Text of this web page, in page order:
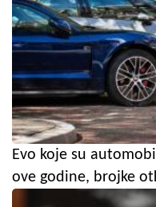
Evo koje su
ove godine, brojke